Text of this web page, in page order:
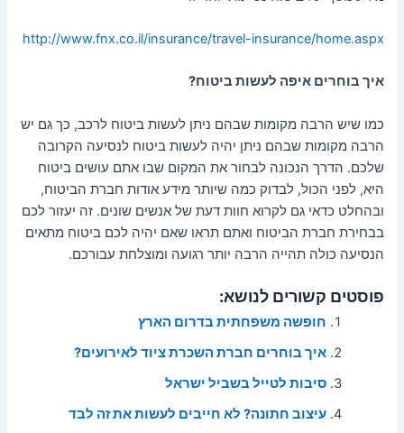
http://www.fnx.co.il/insurance/travel-insurance/home.aspx
איך בוחרים איפה לעשות ביטוח?
כמו שיש הרבה מקומות שבהם ניתן לעשות ביטוח לרכב, כך גם יש
הרבה מקומות שבהם ניתן יהיה לעשות ביטוח לנסיעה הקרובה
שלכם. הדרך הנכונה לבחור את המקום שבו אתם עושים ביטוח
היא, לפני הכול, לבדוק כמה שיותר מידע אודות חברת הביטוח,
ובהחלט כדאי גם לקרוא חוות דעת של אנשים שונים. זה יעזור לכם
בבחירת חברת הביטוח ואתם תראו שאם יהיה לכם ביטוח מתאים
הנסיעה כולה תהייה הרבה יותר רגועה ומוצלחת עבורכם.
פוסטים קשורים לנושא:
חופשה משפחתית בדרום הארץ
איך בוחרים חברת השכרת ציוד לאירועים?
סיבות לטייל בשביל ישראל
עיצוב חתונה? לא חייבים לעשות את זה לבד